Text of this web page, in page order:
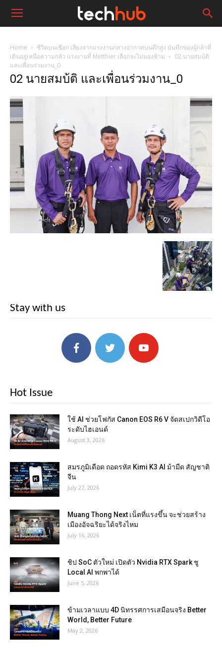
Home
ชีวิตบนเชือก เสียงจากแรงงานกลางอากาศบนตึกสูง บันทึกของผู้กล้าที่
เดินอยู่เหนือความกลัว แรงงานที่ Metthier เลือกจะไม่มองข้าม
02 นายสมบ้ติ
และเพื่อนร่วมงาน_0
02 นายสมบ้ติ และเพื่อนร่วมงาน_0
Stay with us
Hot Issue
ใช้ AI ช่วยโฟกัส Canon EOS R6 V จัดสเปกวิดีโอ
ระดับไฮเอนด์
August 3, 2026
สมรภูมิเดือด ถอดรหัส Kimi K3 AI ม้ามืด สัญชาติ
จีน
July 27, 2026
Muang Thong Next เน็ตที่แรงขึ้น จะช่วยสร้าง
เมืองอัจฉริยะได้จริงไหม
July 16, 2026
ชิป SoC ตัวใหม่ เปิดตัว Nvidia RTX Spark ชู
Local AI พกพาได้
June 5, 2026
ข้ามเวลาแบบ 4D นิทรรศการเสมือนจริง Better
World, Better Future
May 2, 2026